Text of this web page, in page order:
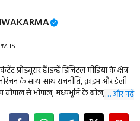
IST
प्रोड्यूसर हैं।इन्हें डिजिटल मीडिया के क्षेत्र
के साथ-साथ राजनीति, क्राइम और डेली
से भोपाल, मध्यभूमि के बोल,… और पढ़ें